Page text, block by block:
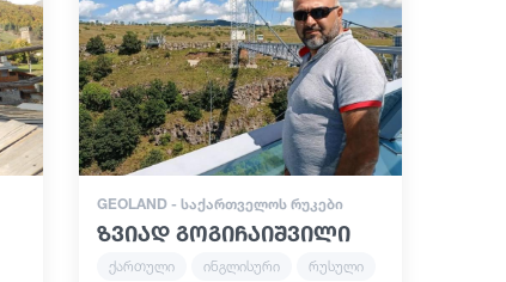
GEOLAND - ᲡᲐᲥᲐᲠᲗᲕᲔᲚᲝᲡ ᲠᲣᲙᲔᲑᲘ
ზვიად გოგიჩაიშვილი
ქართული ინგლისური რუსული